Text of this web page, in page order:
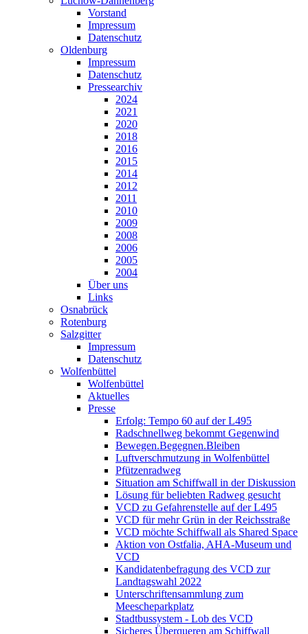
Vorstand
Impressum
Datenschutz
Oldenburg
Impressum
Datenschutz
Pressearchiv
2024
2021
2020
2018
2016
2015
2014
2012
2011
2010
2009
2008
2006
2005
2004
Über uns
Links
Osnabrück
Rotenburg
Salzgitter
Impressum
Datenschutz
Wolfenbüttel
Wolfenbüttel
Aktuelles
Presse
Erfolg: Tempo 60 auf der L495
Radschnellweg bekommt Gegenwind
Bewegen.Begegnen.Bleiben
Luftverschmutzung in Wolfenbüttel
Pfützenradweg
Situation am Schiffwall in der Diskussion
Lösung für beliebten Radweg gesucht
VCD zu Gefahrenstelle auf der L495
VCD für mehr Grün in der Reichsstraße
VCD möchte Schiffwall als Shared Space
Aktion von Ostfalia, AHA-Museum und
VCD
Kandidatenbefragung des VCD zur
Landtagswahl 2022
Unterschriftensammlung zum
Meescheparkplatz
Stadtbussystem - Lob des VCD
Sicheres Überqueren am Schiffwall